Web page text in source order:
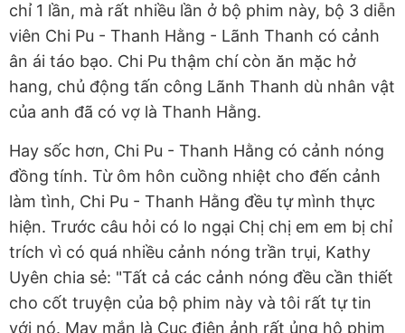
chỉ 1 lần, mà rất nhiều lần ở bộ phim này, bộ 3 diễn
viên Chi Pu - Thanh Hằng - Lãnh Thanh có cảnh
ân ái táo bạo. Chi Pu thậm chí còn ăn mặc hở
hang, chủ động tấn công Lãnh Thanh dù nhân vật
của anh đã có vợ là Thanh Hằng.
Hay sốc hơn, Chi Pu - Thanh Hằng có cảnh nóng
đồng tính. Từ ôm hôn cuồng nhiệt cho đến cảnh
làm tình, Chi Pu - Thanh Hằng đều tự mình thực
hiện. Trước câu hỏi có lo ngại Chị chị em em bị chỉ
trích vì có quá nhiều cảnh nóng trần trụi, Kathy
Uyên chia sẻ: "Tất cả các cảnh nóng đều cần thiết
cho cốt truyện của bộ phim này và tôi rất tự tin
với nó. May mắn là Cục điện ảnh rất ủng hộ phim